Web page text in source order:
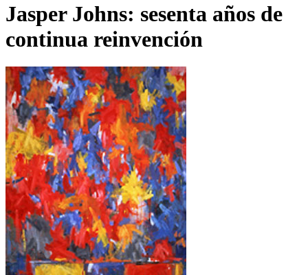
Jasper Johns: sesenta años de
continua reinvención